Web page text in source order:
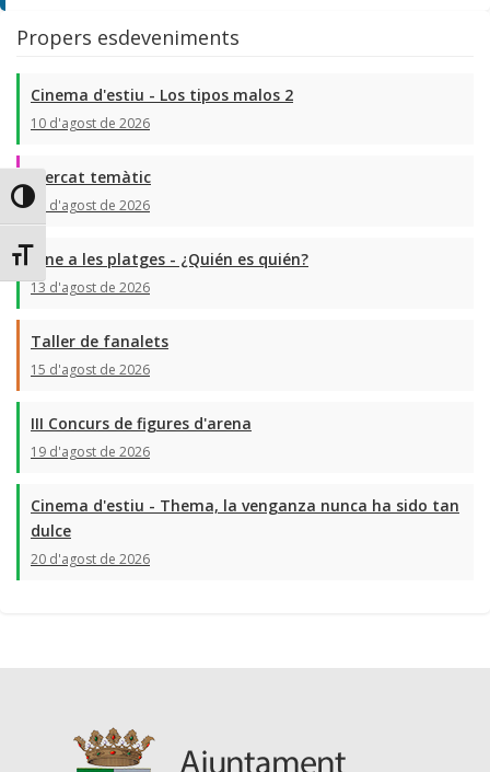
Toggle High Contrast
Toggle Font size
Propers esdeveniments
Cinema d'estiu - Los tipos malos 2
10 d'agost de 2026
Mercat temàtic
13 d'agost de 2026
Cine a les platges - ¿Quién es quién?
13 d'agost de 2026
Taller de fanalets
15 d'agost de 2026
III Concurs de figures d'arena
19 d'agost de 2026
Cinema d'estiu - Thema, la venganza nunca ha sido tan
dulce
20 d'agost de 2026